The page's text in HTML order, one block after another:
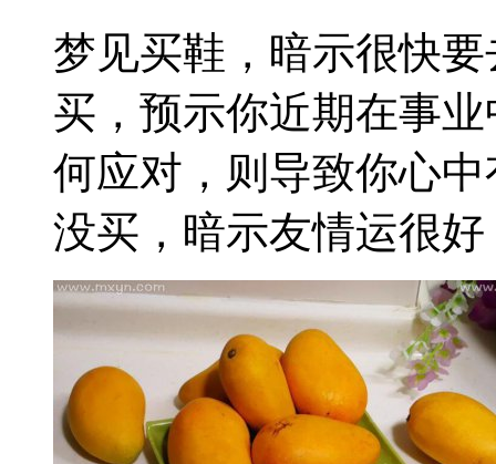
梦见买鞋，暗示很快
买，预示你近期在事
何应对，则导致你心
没买，暗示友情运很